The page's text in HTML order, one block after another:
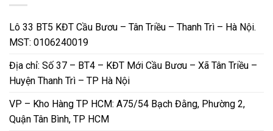
Lô 33 BT5 KĐT Cầu Bươu – Tân Triều – Thanh Trì – Hà Nội.
MST: 0106240019
Địa chỉ: Số 37 – BT4 – KĐT Mới Cầu Bươu – Xã Tân Triều –
Huyện Thanh Trì – TP Hà Nội
VP – Kho Hàng TP HCM: A75/54 Bạch Đằng, Phường 2,
Quận Tân Bình, TP HCM